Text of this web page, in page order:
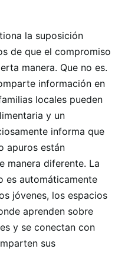
la suposición
de que el compromiso
manera. Que no es.
información en
locales pueden
y un
informa que
apuros están
manera diferente. La
es automáticamente
jóvenes, los espacios
aprenden sobre
y se conectan con
sus